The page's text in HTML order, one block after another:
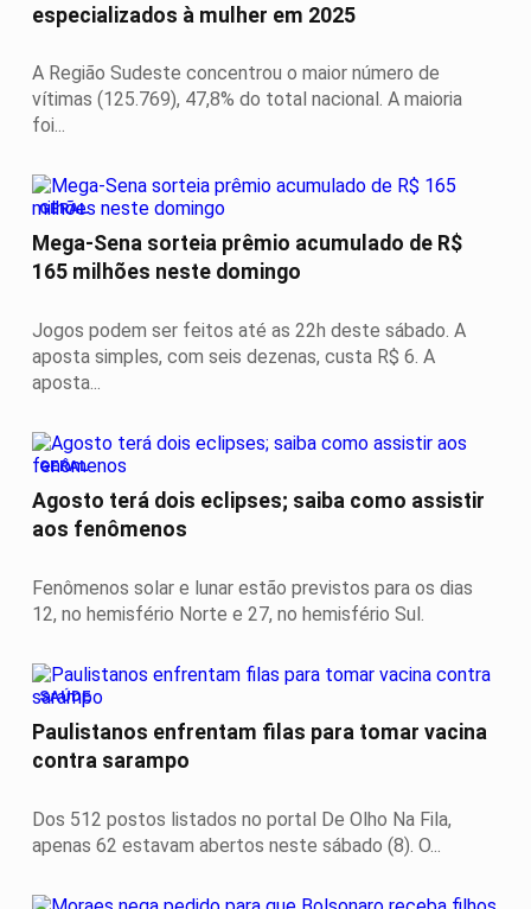
especializados à mulher em 2025
A Região Sudeste concentrou o maior número de
vítimas (125.769), 47,8% do total nacional. A maioria
foi...
GERAL
Mega-Sena sorteia prêmio acumulado de R$
165 milhões neste domingo
Jogos podem ser feitos até as 22h deste sábado. A
aposta simples, com seis dezenas, custa R$ 6. A
aposta...
GERAL
Agosto terá dois eclipses; saiba como assistir
aos fenômenos
Fenômenos solar e lunar estão previstos para os dias
12, no hemisfério Norte e 27, no hemisfério Sul.
SAÚDE
Paulistanos enfrentam filas para tomar vacina
contra sarampo
Dos 512 postos listados no portal De Olho Na Fila,
apenas 62 estavam abertos neste sábado (8). O...